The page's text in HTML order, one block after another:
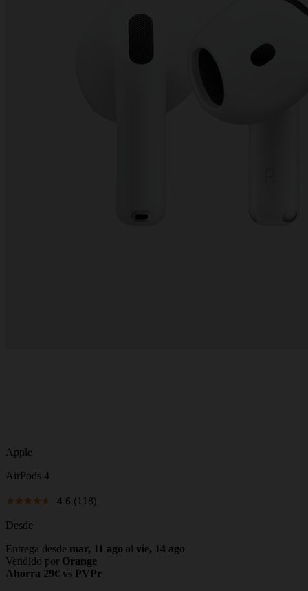
Apple
AirPods 4
4.6 (118)
Desde
Entrega desde mar, 11 ago al vie, 14 ago
Vendido por Orange
Ahorra 29€ vs PVPr